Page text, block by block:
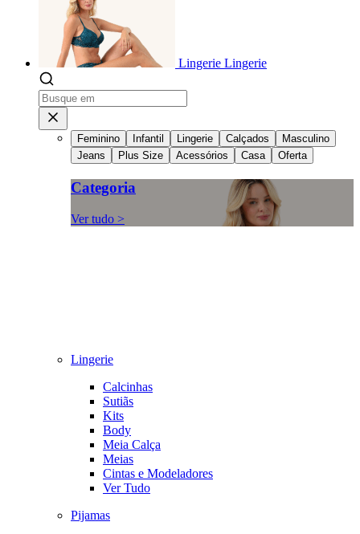
Lingerie Lingerie
Feminino Infantil Lingerie Calçados
Masculino
Jeans
Plus Size Acessórios Casa Oferta
Categoria
Ver tudo >
Lingerie
Calcinhas
Sutiãs
Kits
Body
Meia Calça
Meias
Cintas e Modeladores
Ver Tudo
Pijamas